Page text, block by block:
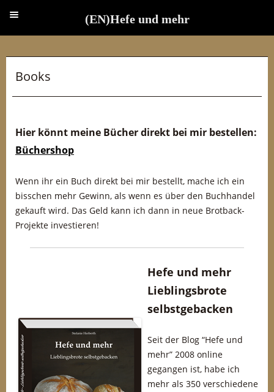
Books
Hier könnt meine Bücher direkt bei mir bestellen:
Büchershop
Wenn ihr ein Buch direkt bei mir bestellt, mache ich ein
bisschen mehr Gewinn, als wenn es über den Buchhandel
gekauft wird. Das Geld kann ich dann in neue Brotback-
Projekte investieren!
Hefe und mehr
Lieblingsbrote
selbstgebacken
Seit der Blog “Hefe und
mehr” 2008 online
gegangen ist, habe ich
mehr als 350 verschiedene
(EN)Hefe und mehr
(EN)Hefe und mehr